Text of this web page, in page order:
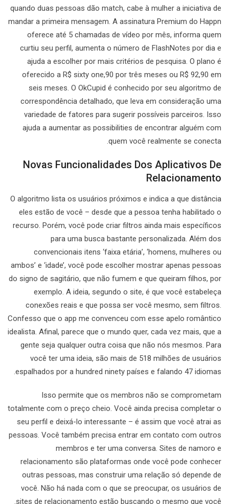
quando duas pessoas dão match, cabe à mulher a iniciativa de
mandar a primeira mensagem. A assinatura Premium do Happn
oferece até 5 chamadas de vídeo por mês, informa quem
curtiu seu perfil, aumenta o número de FlashNotes por dia e
ajuda a escolher por mais critérios de pesquisa. O plano é
oferecido a R$ sixty one,90 por três meses ou R$ 92,90 em
seis meses. O OkCupid é conhecido por seu algoritmo de
correspondência detalhado, que leva em consideração uma
variedade de fatores para sugerir possíveis parceiros. Isso
ajuda a aumentar as possibilities de encontrar alguém com
quem você realmente se conecta.
Novas Funcionalidades Dos Aplicativos De
Relacionamento
O algoritmo lista os usuários próximos e indica a que distância
eles estão de você – desde que a pessoa tenha habilitado o
recurso. Porém, você pode criar filtros ainda mais específicos
para uma busca bastante personalizada. Além dos
convencionais itens ‘faixa etária’, ‘homens, mulheres ou
ambos’ e ‘idade’, você pode escolher mostrar apenas pessoas
do signo de sagitário, que não fumem e que queiram filhos, por
exemplo. A ideia, segundo o site, é que você estabeleça
conexões reais e que possa ser você mesmo, sem filtros.
Confesso que o app me convenceu com esse apelo romântico
idealista. Afinal, parece que o mundo quer, cada vez mais, que a
gente seja qualquer outra coisa que não nós mesmos. Para
você ter uma ideia, são mais de 518 milhões de usuários
espalhados por a hundred ninety países e falando 47 idiomas.
Isso permite que os membros não se comprometam
totalmente com o preço cheio. Você ainda precisa completar o
seu perfil e deixá-lo interessante – é assim que você atrai as
pessoas. Você também precisa entrar em contato com outros
membros e ter uma conversa. Sites de namoro e
relacionamento são plataformas onde você pode conhecer
outras pessoas, mas construir uma relação só depende de
você. Não há nada com o que se preocupar, os usuários de
sites de relacionamento estão buscando o mesmo que você.